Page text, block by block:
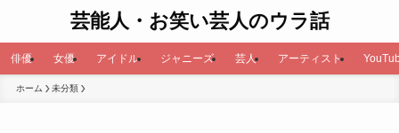
芸能人・お笑い芸人のウラ話
俳優 女優 アイドル ジャニーズ 芸人 アーティスト
ホーム 未分類